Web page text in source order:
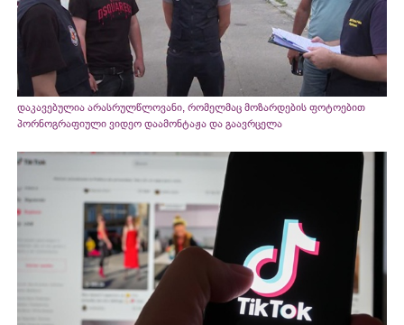
დაკავებულია არასრულწლოვანი, რომელმაც მოზარდების ფოტოებით
პორნოგრაფიული ვიდეო დაამონტაჟა და გაავრცელა